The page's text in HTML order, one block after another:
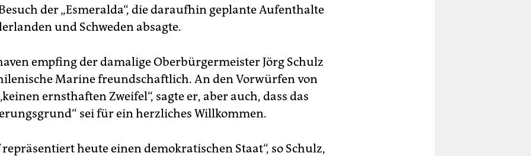
der „Esmeralda“, die daraufhin geplante Aufenthalte
und Schweden absagte.
empfing der damalige Oberbürgermeister Jörg Schulz
Marine freundschaftlich. An den Vorwürfen von
ernsthaften Zweifel“, sagte er, aber auch, dass das
sei für ein herzliches Willkommen.
repräsentiert heute einen demokratischen Staat“, so Schulz,